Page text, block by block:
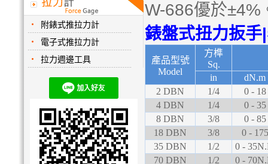
附錶式推拉力計
電子式推拉力計
拉力週邊工具
W-686優於±4%
錶盤式扭力扳手|
產品型號
Model
方榫
Sq.
in
dN.m
2 DBN
1/4
0 - 18
4 DBN
1/4
0 - 35
8 DBN
3/8
0 - 85
18 DBN
3/8
0 - 175
35 DBN
1/2
0 -
70 DBN
1/2 0 -